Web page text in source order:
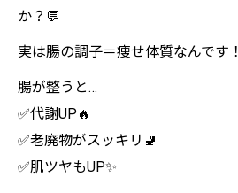
か？💬
実は腸の調子＝痩せ体質なんです！
腸が整うと…
✅代謝UP🔥
✅老廃物がスッキリ🚽
✅肌ツヤもUP✨